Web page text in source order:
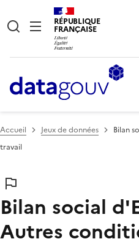
RÉPUBLIQUE
FRANÇAISE
Accueil Jeux de données
Bilan
travail
Bilan social
Autres